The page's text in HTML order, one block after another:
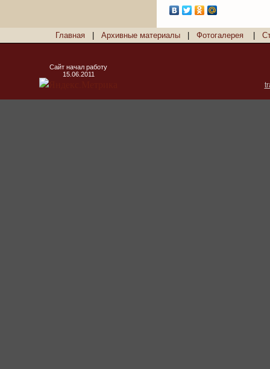
Главная Архивные материалы Фотогалерея
Сайт начал работу
15.06.2011